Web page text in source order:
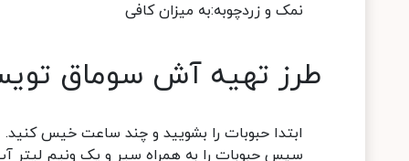
نمک و زردچوبه:به میزان کافی
طرز تهیه آش سوماق
ابتدا حبوبات را بشویید و چند ساعت خیس کنید.
سپس حبوبات را به همراه سیر و یک ونیم لیتر